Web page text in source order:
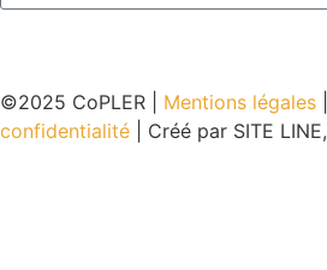
©2025 CoPLER | Mentions légales
confidentialité | Créé par SITE LINE,